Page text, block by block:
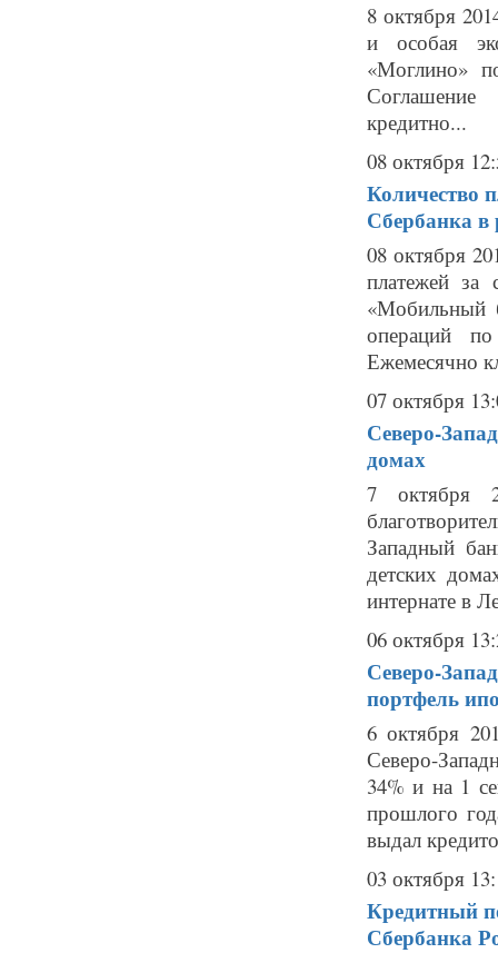
8 октября
и особая
«Моглино»
Соглашение
кредитно...
08 октября
Количество
Сбербанка в
08 октября
платежей за
«Мобильный
операций
Ежемесячно
07 октября
Северо-
домах
7 октября
Западный
детских
интернате в
06 октября
Северо-
портфель
6 октября
Северо-
34% и на 1
прошлого
выдал
03 октября
Кредитный
Сбербанка